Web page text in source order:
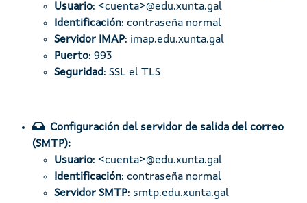
Usuario: <cuenta>@edu.xunta.gal
Identificación: contraseña normal
Servidor IMAP: imap.edu.xunta.gal
Puerto: 993
Seguridad: SSL el TLS
Configuración del servidor de salida del correo
(SMTP):
Usuario: <cuenta>@edu.xunta.gal
Identificación: contraseña normal
Servidor SMTP: smtp.edu.xunta.gal